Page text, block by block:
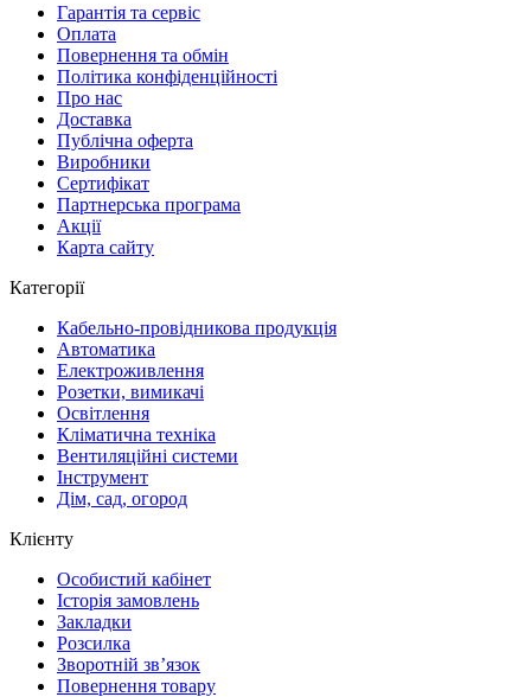
Гарантія та сервіс
Оплата
Повернення та обмін
Політика конфіденційності
Про нас
Доставка
Публічна оферта
Виробники
Сертифікат
Партнерська програма
Акції
Карта сайту
Категорії
Кабельно-провідникова продукція
Автоматика
Електроживлення
Розетки, вимикачі
Освітлення
Кліматична техніка
Вентиляційні системи
Інструмент
Дім, сад, огород
Клієнту
Особистий кабінет
Історія замовлень
Закладки
Розсилка
Зворотній зв’язок
Повернення товару